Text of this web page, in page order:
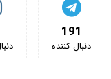
191
دنبال کننده‌